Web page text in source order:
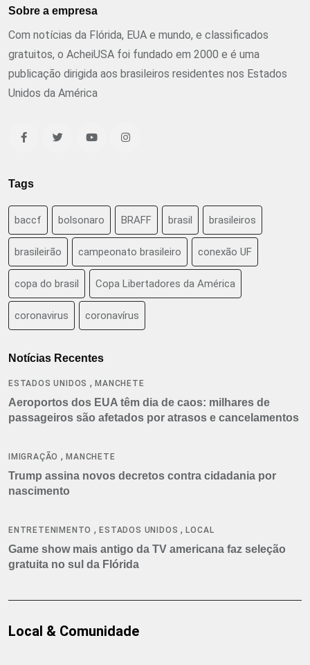
Sobre a empresa
Com notícias da Flórida, EUA e mundo, e classificados
gratuitos, o AcheiUSA foi fundado em 2000 e é uma
publicação dirigida aos brasileiros residentes nos Estados
Unidos da América
Tags
baccf bolsonaro BRAFF brasil brasileiros
brasileirão campeonato brasileiro conexão UF
copa do brasil Copa Libertadores da América
coronavirus coronavírus
Notícias Recentes
ESTADOS UNIDOS ,MANCHETE
Aeroportos dos EUA têm dia de caos: milhares de
passageiros são afetados por atrasos e cancelamentos
IMIGRAÇÃO ,MANCHETE
Trump assina novos decretos contra cidadania por
nascimento
ENTRETENIMENTO ,ESTADOS UNIDOS ,LOCAL
Game show mais antigo da TV americana faz seleção
gratuita no sul da Flórida
Local & Comunidade